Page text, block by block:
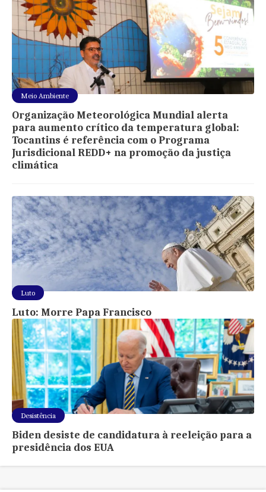
Meio Ambiente
Organização Meteorológica Mundial alerta
para aumento crítico da temperatura global:
Tocantins é referência com o Programa
Jurisdicional REDD+ na promoção da justiça
climática
Luto
Luto: Morre Papa Francisco
Desistência
Biden desiste de candidatura à reeleição para a
presidência dos EUA